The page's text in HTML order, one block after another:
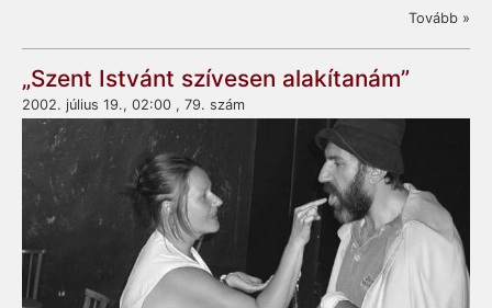
Tovább »
„Szent Istvánt szívesen alakítanám”
2002. július 19., 02:00 , 79. szám